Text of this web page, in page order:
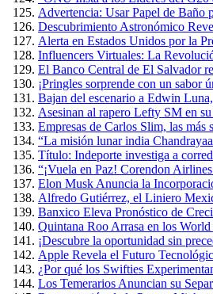
Advertencia: Usar Papel de Baño
Descubrimiento Astronómico
Alerta en Estados Unidos por la
Influencers Virtuales: La
El Banco Central de El Salvador
¡Pringles sorprende con un sabor
Bajan del escenario a Edwin
Asesinan al rapero Lefty SM en su
Empresas de Carlos Slim, las
“La misión lunar india
Título: Indeporte investiga a
“¡Vuela en Paz! Corendon
Elon Musk Anuncia la
Alfredo Gutiérrez, el Liniero
Banxico Eleva Pronóstico de
Quintana Roo Arrasa en los
¡Descubre la oportunidad sin
Apple Revela el Futuro
¿Por qué los Swifties
Los Temerarios Anuncian su